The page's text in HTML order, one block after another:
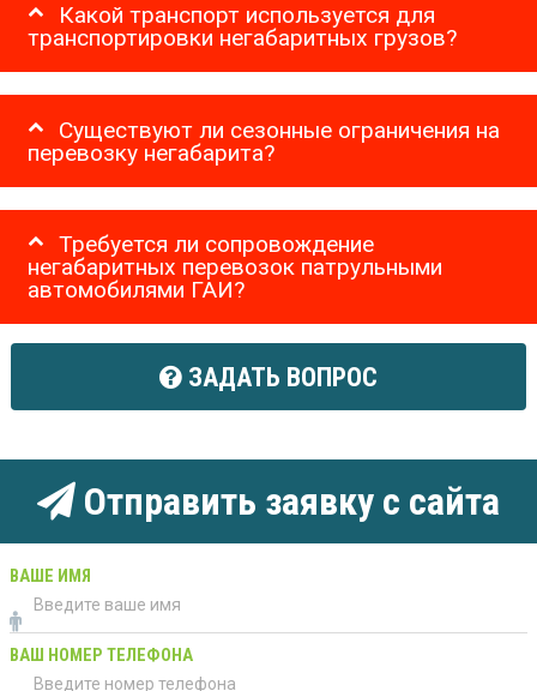
Какой транспорт используется для
транспортировки негабаритных грузов?
Существуют ли сезонные ограничения на
перевозку негабарита?
Требуется ли сопровождение
негабаритных перевозок патрульными
автомобилями ГАИ?
ЗАДАТЬ ВОПРОС
Отправить заявку с сайта
ВАШЕ ИМЯ
ВАШ НОМЕР ТЕЛЕФОНА